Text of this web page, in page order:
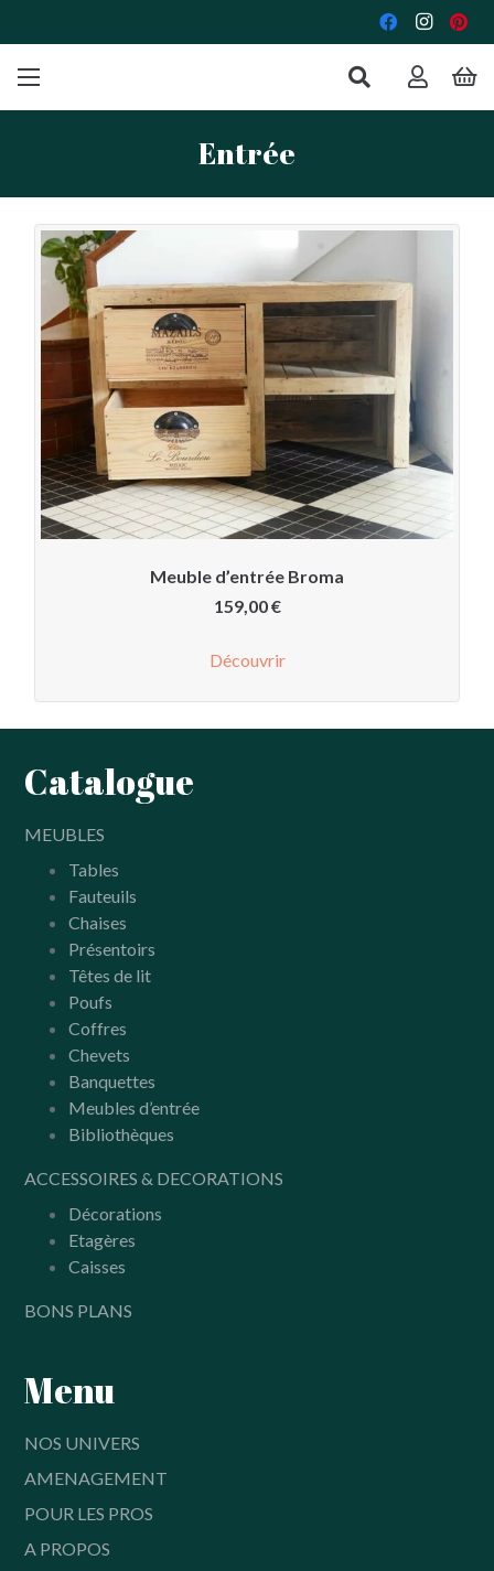
Entrée
Meuble d’entrée Broma
159,00€
Découvrir
Catalogue
MEUBLES
Tables
Fauteuils
Chaises
Présentoirs
Têtes de lit
Poufs
Coffres
Chevets
Banquettes
Meubles d’entrée
Bibliothèques
ACCESSOIRES & DECORATIONS
Décorations
Etagères
Caisses
BONS PLANS
Menu
NOS UNIVERS
AMENAGEMENT
POUR LES PROS
A PROPOS